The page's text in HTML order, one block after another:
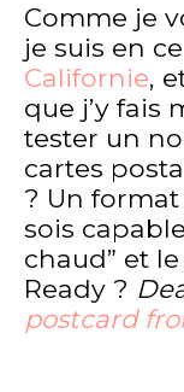
Comme je
je suis en
Californie,
que j’y fais
tester un
cartes
? Un format
sois
chaud” et
Ready ?
postcard